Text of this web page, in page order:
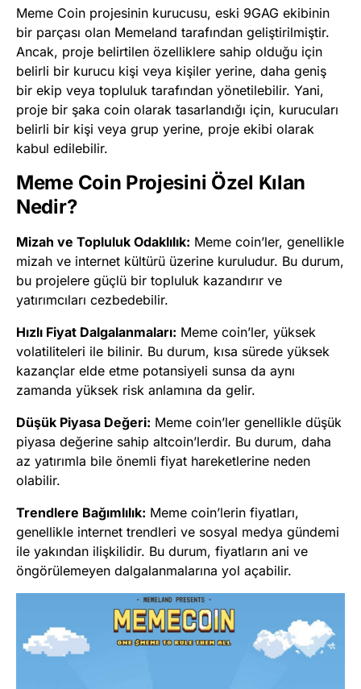
Meme Coin projesinin kurucusu, eski 9GAG ekibinin
bir parçası olan Memeland tarafından geliştirilmiştir.
Ancak, proje belirtilen özelliklere sahip olduğu için
belirli bir kurucu kişi veya kişiler yerine, daha geniş
bir ekip veya topluluk tarafından yönetilebilir. Yani,
proje bir şaka coin olarak tasarlandığı için, kurucuları
belirli bir kişi veya grup yerine, proje ekibi olarak
kabul edilebilir.
Meme Coin Projesini Özel Kılan
Nedir?
Mizah ve Topluluk Odaklılık: Meme coin’ler, genellikle
mizah ve internet kültürü üzerine kuruludur. Bu durum,
bu projelere güçlü bir topluluk kazandırır ve
yatırımcıları cezbedebilir.
Hızlı Fiyat Dalgalanmaları: Meme coin’ler, yüksek
volatiliteleri ile bilinir. Bu durum, kısa sürede yüksek
kazançlar elde etme potansiyeli sunsa da aynı
zamanda yüksek risk anlamına da gelir.
Düşük Piyasa Değeri: Meme coin’ler genellikle düşük
piyasa değerine sahip altcoin’lerdir. Bu durum, daha
az yatırımla bile önemli fiyat hareketlerine neden
olabilir.
Trendlere Bağımlılık: Meme coin’lerin fiyatları,
genellikle internet trendleri ve sosyal medya gündemi
ile yakından ilişkilidir. Bu durum, fiyatların ani ve
öngörülemeyen dalgalanmalarına yol açabilir.